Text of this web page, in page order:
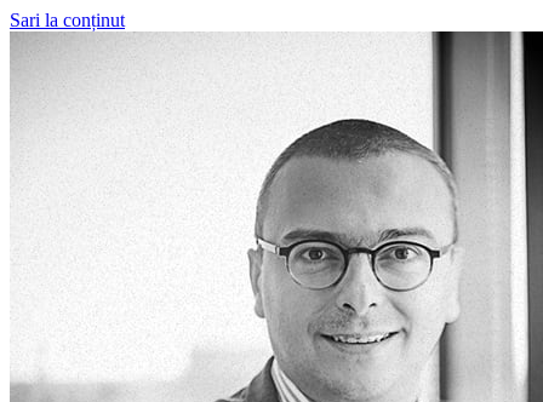
Sari la conținut